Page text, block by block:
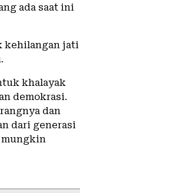
ada saat ini
kehilangan jati
khalayak
demokrasi.
dan
dari generasi
mungkin